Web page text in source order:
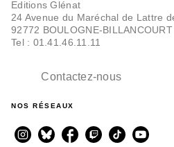
Editions Glénat
24 Avenue du Maréchal de Lattre
92772 BOULOGNE-BILLANCOURT
Tel : 01.41.46.11.11
Contactez-nous
NOS RÉSEAUX